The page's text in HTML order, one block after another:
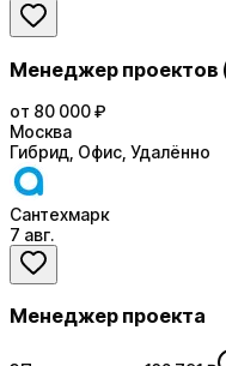
Менеджер проектов
от 80 000 ₽
Москва
Гибрид, Офис, Удалённо
Сантехмарк
7 авг.
Менеджер проекта